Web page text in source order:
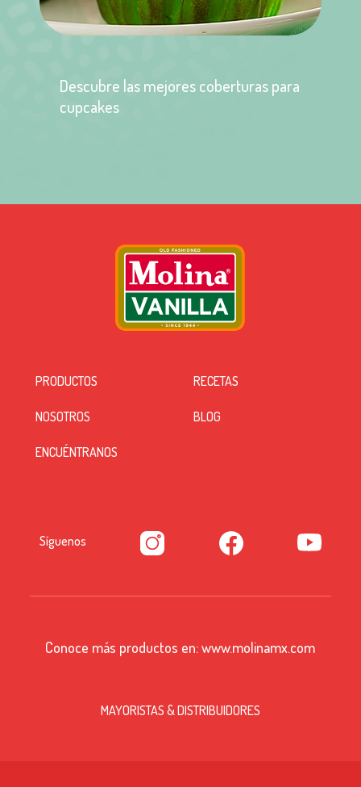
Descubre las mejores coberturas para
cupcakes
PRODUCTOS RECETAS
NOSOTROS BLOG
ENCUÉNTRANOS
Síguenos
Conoce más productos en:www.molinamx.com
MAYORISTAS & DISTRIBUIDORES